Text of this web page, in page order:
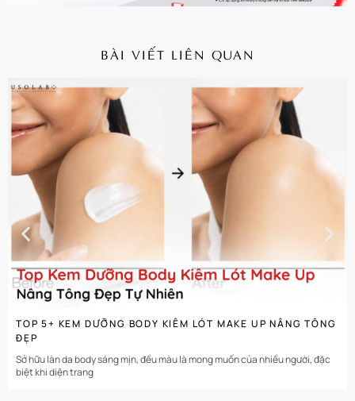
BÀI VIẾT LIÊN QUAN
TOP 5+ KEM DƯỠNG BODY KIÊM LÓT MAKE UP NÂNG TÔNG
ĐẸP
Sở hữu làn da body sáng mịn, đều màu là mong muốn của nhiều người, đặc
biệt khi diện trang